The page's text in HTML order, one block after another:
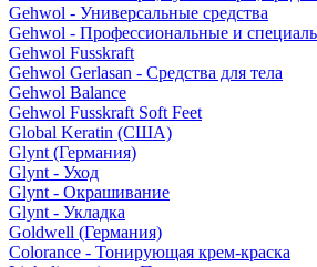
Gehwol - Универсальные средства
Gehwol - Профессиональные и
Gehwol Fusskraft
Gehwol Gerlasan - Средства для тела
Gehwol Balance
Gehwol Fusskraft Soft Feet
Global Keratin (США)
Glynt (Германия)
Glynt - Уход
Glynt - Окрашивание
Glynt - Укладка
Goldwell (Германия)
Colorance - Тонирующая крем-краска